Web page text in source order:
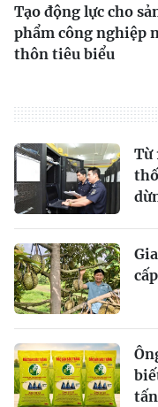
Tạo động lực cho
phẩm công nghiệp
thôn tiêu biểu
Từ